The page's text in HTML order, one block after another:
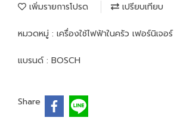
เพิ่มรายการโปรด เปรียบเทียบ
หมวดหมู่ : เครื่องใช้ไฟฟ้าในครัว เฟอร์นิเจอร์
แบรนด์ : BOSCH
Share